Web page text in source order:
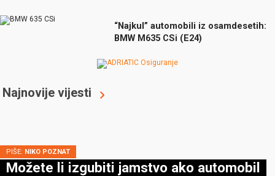
“Najkul” automobili iz osamdesetih:
BMW M635 CSi (E24)
Najnovije vijesti
PIŠE: NIKO POZNAT
Možete li izgubiti jamstvo ako automobil